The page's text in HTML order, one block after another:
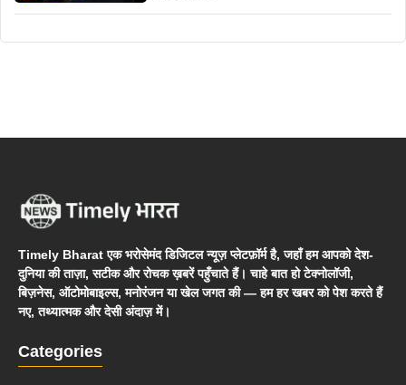
Timely Bharat एक भरोसेमंद डिजिटल न्यूज़ प्लेटफ़ॉर्म है, जहाँ हम आपको देश-
दुनिया की ताज़ा, सटीक और रोचक ख़बरें पहुँचाते हैं। चाहे बात हो टेक्नोलॉजी,
बिज़नेस, ऑटोमोबाइल्स, मनोरंजन या खेल जगत की — हम हर खबर को पेश करते हैं
नए, तथ्यात्मक और देसी अंदाज़ में।
Categories